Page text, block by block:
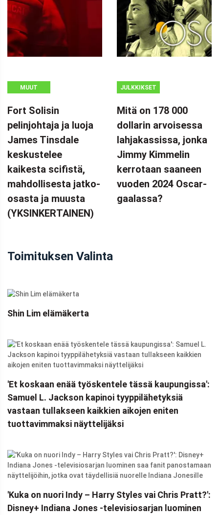
MUUT
Fort Solisin
pelinjohtaja ja luoja
James Tinsdale
keskustelee
kaikesta scifistä,
mahdollisesta jatko-
osasta ja muusta
(YKSINKERTAINEN)
JULKKIKSET
Mitä on 178 000
dollarin arvoisessa
lahjakassissa, jonka
Jimmy Kimmelin
kerrotaan saaneen
vuoden 2024 Oscar-
gaalassa?
Toimituksen Valinta
Shin Lim elämäkerta
'Et koskaan enää työskentele tässä kaupungissa':
Samuel L. Jackson kapinoi tyyppilähetyksiä
vastaan ​​tullakseen kaikkien aikojen eniten
tuottavimmaksi näyttelijäksi
'Kuka on nuori Indy – Harry Styles vai Chris Pratt?':
Disney+ Indiana Jones -televisiosarjan luominen